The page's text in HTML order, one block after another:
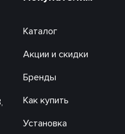
Каталог
Акции и скидки
Бренды
Как купить
Установка